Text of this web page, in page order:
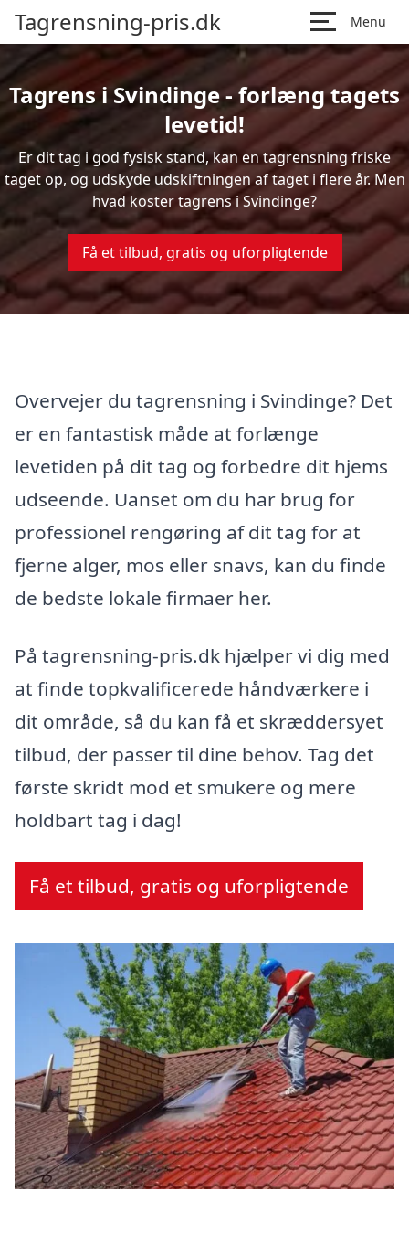
Tagrensning-pris.dk Menu
Tagrens i Svindinge - forlæng tagets
levetid!
Er dit tag i god fysisk stand, kan en tagrensning friske
taget op, og udskyde udskiftningen af taget i flere år. Men
hvad koster tagrens i Svindinge?
Få et tilbud, gratis og uforpligtende
Overvejer du tagrensning i Svindinge? Det
er en fantastisk måde at forlænge
levetiden på dit tag og forbedre dit hjems
udseende. Uanset om du har brug for
professionel rengøring af dit tag for at
fjerne alger, mos eller snavs, kan du finde
de bedste lokale firmaer her.
På tagrensning-pris.dk hjælper vi dig med
at finde topkvalificerede håndværkere i
dit område, så du kan få et skræddersyet
tilbud, der passer til dine behov. Tag det
første skridt mod et smukere og mere
holdbart tag i dag!
Få et tilbud, gratis og uforpligtende